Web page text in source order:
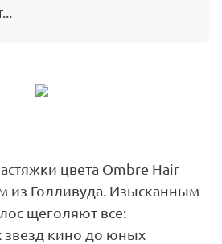
цвета Ombre Hair
из Голливуда. Изысканным
щеголяют все:
звезд кино до юных